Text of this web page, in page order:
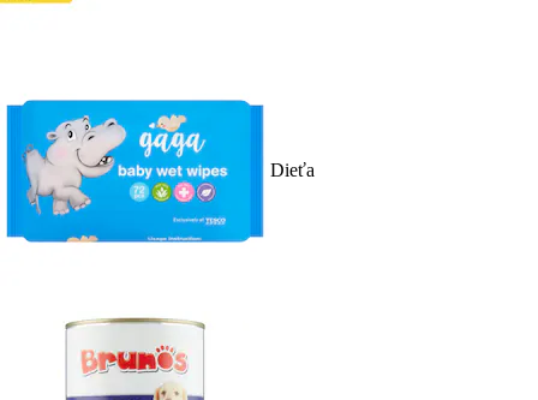
Dieťa